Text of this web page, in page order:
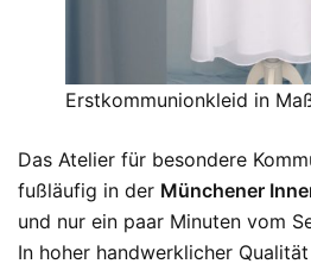
Erstkommunionkleid in
Das Atelier für besondere
fußläufig in der Münchener
und nur ein paar Minuten vom
In hoher handwerklicher